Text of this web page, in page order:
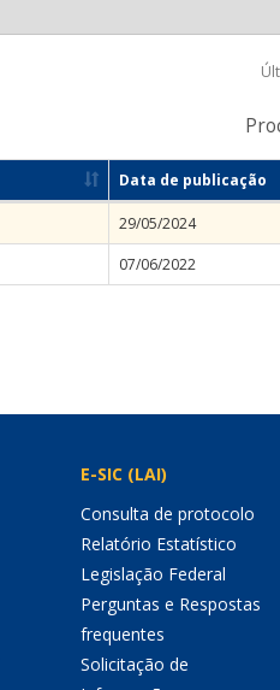
Data de publicação
29/05/2024
07/06/2022
E-SIC (LAI)
Consulta de protocolo
Relatório Estatístico
Legislação Federal
Perguntas e Respostas
frequentes
Solicitação de